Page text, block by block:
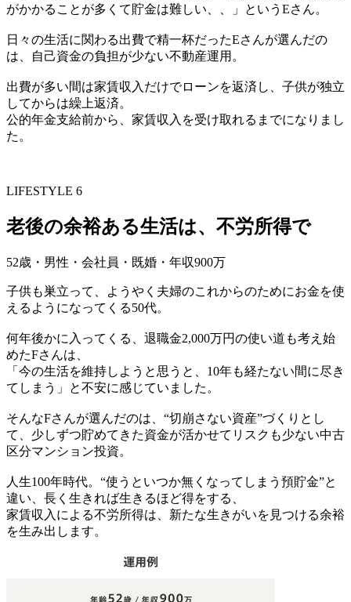
がかかることが多くて貯金は難しい、、」というEさん。
日々の生活に関わる出費で精一杯だったEさんが選んだの
は、自己資金の負担が少ない不動産運用。
出費が多い間は家賃収入だけでローンを返済し、子供が独立
してからは繰上返済。
公的年金支給前から、家賃収入を受け取れるまでになりまし
た。
LIFESTYLE 6
老後の余裕ある生活は、不労所得で
52歳・男性・会社員・既婚・年収900万
子供も巣立って、ようやく夫婦のこれからのためにお金を使
えるようになってくる50代。
何年後かに入ってくる、退職金2,000万円の使い道も考え始
めたFさんは、
「今の生活を維持しようと思うと、10年も経たない間に尽き
てしまう」と不安に感じていました。
そんなFさんが選んだのは、“切崩さない資産”づくりとし
て、少しずつ貯めてきた資金が活かせてリスクも少ない中古
区分マンション投資。
人生100年時代。“使うといつか無くなってしまう預貯金”と
違い、長く生きれば生きるほど得をする、
家賃収入による不労所得は、新たな生きがいを見つける余裕
を生み出します。